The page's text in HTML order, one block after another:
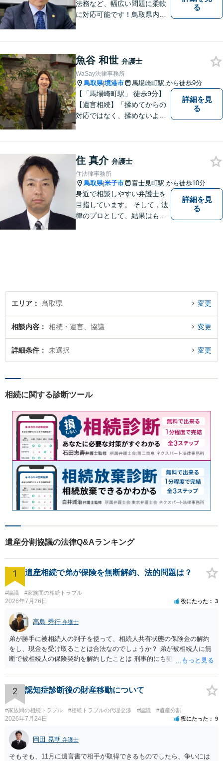
法務など、幅広い問題に柔軟
に対応可能です！鳥取県内の
ている方も、お気軽にご相談
ください！【駐車場有】
る
魚谷 和世 弁護士
WaSay法律事務所
鳥取県|境港市 馬場崎町駅 から徒歩9分
【「馬場崎町駅」 徒歩9分】
【遺言相続】「揉めてからの
対応ではなく、揉めないよう
決を目指します。 どんな些細
なことでもお気軽にご相談く
ださい。【弁護士歴15年以
上】
詳細を見
る
住 真介 弁護士
住法律事務所
鳥取県|米子市 富士見町駅 から徒歩10分
身近で相談しやすい弁護士を
目指しています。 そして，法
律のプロとして、結果はもち
詳細を見
る
エリア 鳥取県 変更
相談内容 相続・遺言、協議 変更
詳細条件 未選択 変更
相続に関する診断ツール
遺産分割協議の法律Q&Aランキング
1 遺産相続で弟が保険を無断解約、法的問題は？
#協議 #家族間の相続トラブル
2026年7月26日 役にたった 3
高島 秀行 弁護士
弟が勝手に被相続人の判子を使って、相続人共有状態の保険金の解約
をし、現金を受け取ることは合法なのでしょうか？ 弟が被相続人に無
断で被相続人の保険契約を解約したことは 刑事的にも犯罪となる可能
された書類のコピーを取得して、弁護士に面談で詳しい事情を話して
相談 されたら良いと思います。
2 認知症診断後の財産移動について
#家族間の相続トラブル #相続トラブルの代理交渉 #協議 #遺産分割
2026年7月24日 役にたった 9
岡田 晃朝 弁護士
そもそも、11月に遺言書で相手が取得できるものでしたら、争いには